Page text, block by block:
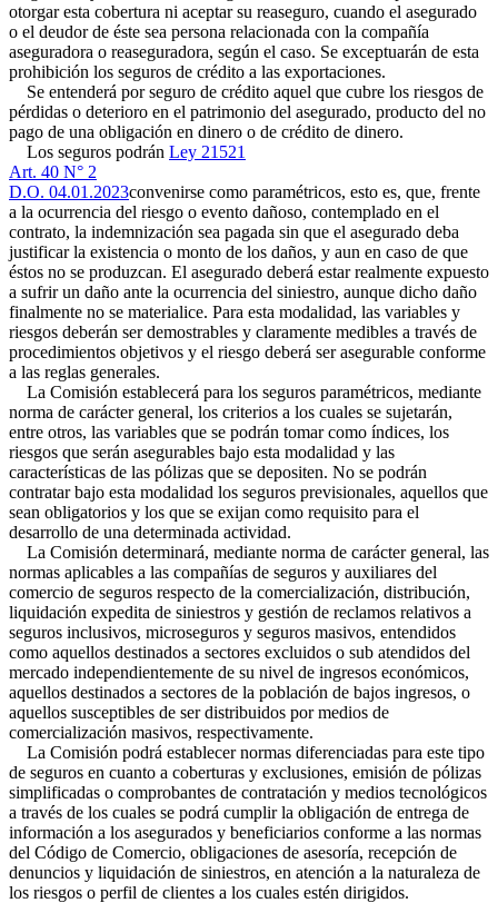
otorgar esta cobertura ni aceptar su reaseguro, cuando el asegurado
o el deudor de éste sea persona relacionada con la compañía
aseguradora o reaseguradora, según el caso. Se exceptuarán de esta
prohibición los seguros de crédito a las exportaciones.
Se entenderá por seguro de crédito aquel que cubre los riesgos de
pérdidas o deterioro en el patrimonio del asegurado, producto del no
pago de una obligación en dinero o de crédito de dinero.
Los seguros podrán Ley 21521
Art. 40 N° 2
D.O. 04.01.2023convenirse como paramétricos, esto es, que, frente
a la ocurrencia del riesgo o evento dañoso, contemplado en el
contrato, la indemnización sea pagada sin que el asegurado deba
justificar la existencia o monto de los daños, y aun en caso de que
éstos no se produzcan. El asegurado deberá estar realmente expuesto
a sufrir un daño ante la ocurrencia del siniestro, aunque dicho daño
finalmente no se materialice. Para esta modalidad, las variables y
riesgos deberán ser demostrables y claramente medibles a través de
procedimientos objetivos y el riesgo deberá ser asegurable conforme
a las reglas generales.
La Comisión establecerá para los seguros paramétricos, mediante
norma de carácter general, los criterios a los cuales se sujetarán,
entre otros, las variables que se podrán tomar como índices, los
riesgos que serán asegurables bajo esta modalidad y las
características de las pólizas que se depositen. No se podrán
contratar bajo esta modalidad los seguros previsionales, aquellos que
sean obligatorios y los que se exijan como requisito para el
desarrollo de una determinada actividad.
La Comisión determinará, mediante norma de carácter general, las
normas aplicables a las compañías de seguros y auxiliares del
comercio de seguros respecto de la comercialización, distribución,
liquidación expedita de siniestros y gestión de reclamos relativos a
seguros inclusivos, microseguros y seguros masivos, entendidos
como aquellos destinados a sectores excluidos o sub atendidos del
mercado independientemente de su nivel de ingresos económicos,
aquellos destinados a sectores de la población de bajos ingresos, o
aquellos susceptibles de ser distribuidos por medios de
comercialización masivos, respectivamente.
La Comisión podrá establecer normas diferenciadas para este tipo
de seguros en cuanto a coberturas y exclusiones, emisión de pólizas
simplificadas o comprobantes de contratación y medios tecnológicos
a través de los cuales se podrá cumplir la obligación de entrega de
información a los asegurados y beneficiarios conforme a las normas
del Código de Comercio, obligaciones de asesoría, recepción de
denuncios y liquidación de siniestros, en atención a la naturaleza de
los riesgos o perfil de clientes a los cuales estén dirigidos.